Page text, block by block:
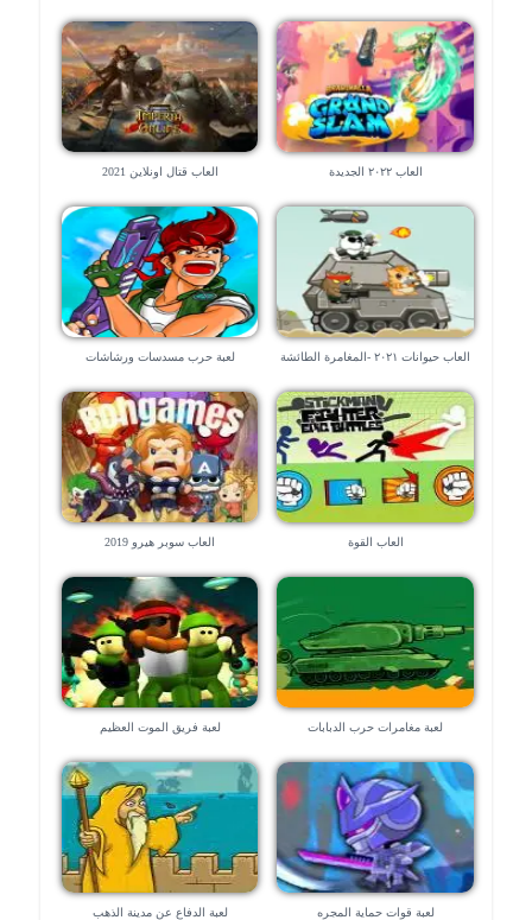
العاب ٢٠٢٢ الجديدة العاب قتال اونلاين 2021
العاب حيوانات ٢٠٢١ -المغامرة الطائشة لعبة حرب مسدسات ورشاشات
العاب القوة العاب سوبر هيرو 2019
لعبة مغامرات حرب الدبابات لعبة فريق الموت العظيم
لعبة قوات حماية المجره لعبة الدفاع عن مدينة الذهب